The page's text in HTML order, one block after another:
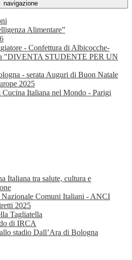
navigazione
Alimentare”
- Confettura di Albicocche-
"DIVENTA STUDENTE PER UN
- serata Auguri di Buon Natale
2025
Cucina Italiana nel Mondo - Parigi
Italiana tra salute, cultura e
Nazionale Comuni Italiani - ANCI
2025
Tagliatella
di IRCA
stadio Dall’Ara di Bologna